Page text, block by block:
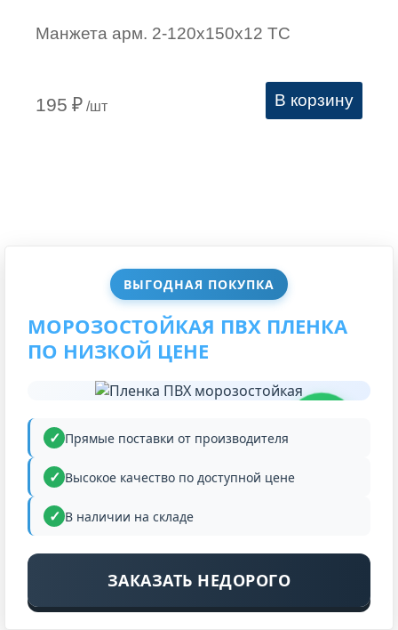
ВЫГОДНАЯ ПОКУПКА
МОРОЗОСТОЙКАЯ ПВХ ПЛЕНКА
ПО НИЗКОЙ ЦЕНЕ
Прямые поставки от производителя
Высокое качество по доступной цене
В наличии на складе
ЗАКАЗАТЬ НЕДОРОГО
Манжета арм. 2-120х150х12 ТС
195 ₽ /шт В корзину